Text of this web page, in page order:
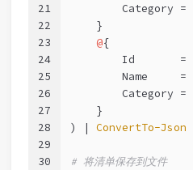
21
22
23
24
25
26
27
28
29
30
        Category =
    }
@{
        Id       =
        Name     =
        Category =
    }
) | ConvertTo-Json
# 将清单保存到文件